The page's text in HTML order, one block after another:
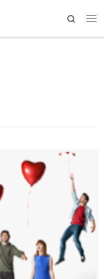
Search
donde hizo temporada
Nuevo Apolo, Amores
Club Capitol de Barcelona
durante tres meses (del 3